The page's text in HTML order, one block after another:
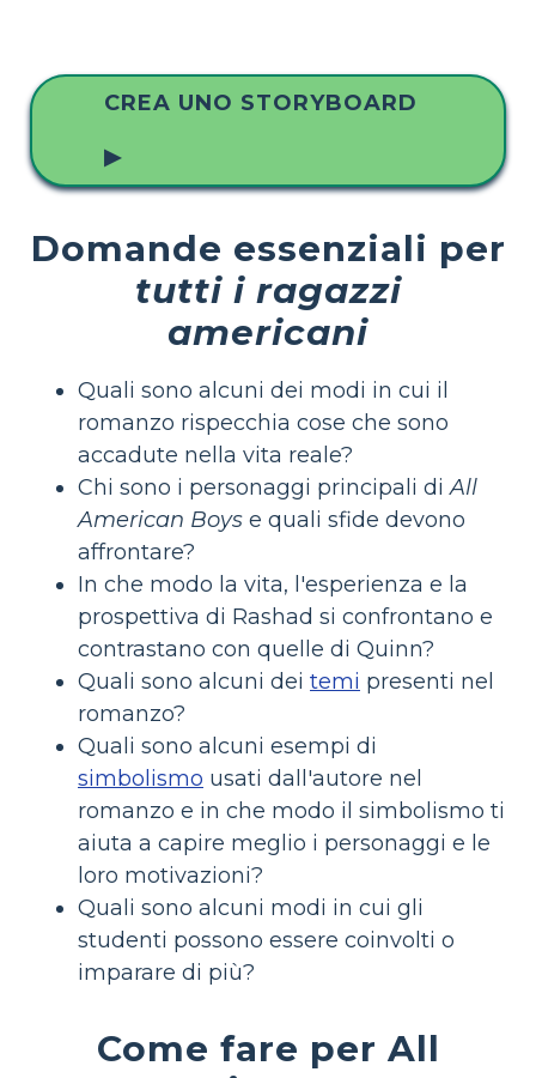
CREA UNO STORYBOARD
▶
Domande essenziali per
tutti i ragazzi
americani
Quali sono alcuni dei modi in cui il
romanzo rispecchia cose che sono
accadute nella vita reale?
Chi sono i personaggi principali diAll
American Boys e quali sfide devono
affrontare?
In che modo la vita, l'esperienza e la
prospettiva di Rashad si confrontano e
contrastano con quelle di Quinn?
Quali sono alcuni dei temi presenti nel
romanzo?
Quali sono alcuni esempi di
simbolismo usati dall'autore nel
romanzo e in che modo il simbolismo ti
aiuta a capire meglio i personaggi e le
loro motivazioni?
Quali sono alcuni modi in cui gli
studenti possono essere coinvolti o
imparare di più?
Come fare per All